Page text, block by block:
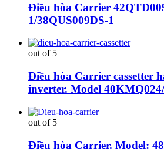
Điều hòa Carrier
1/38QUS009DS-1
out of 5
Điều hòa Carrier cassetter
inverter. Model
out of 5
Điều hòa Carrier. Model: